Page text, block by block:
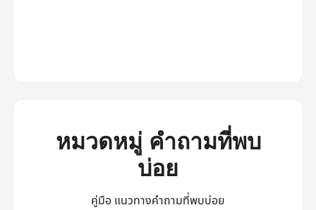
หมวดหมู่ คำถามที่พบ
บ่อย
คู่มือ แนวทางคำถามที่พบบ่อย